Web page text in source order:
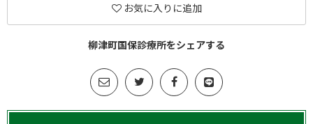
お気に入りに追加
柳津町国保診療所をシェアする